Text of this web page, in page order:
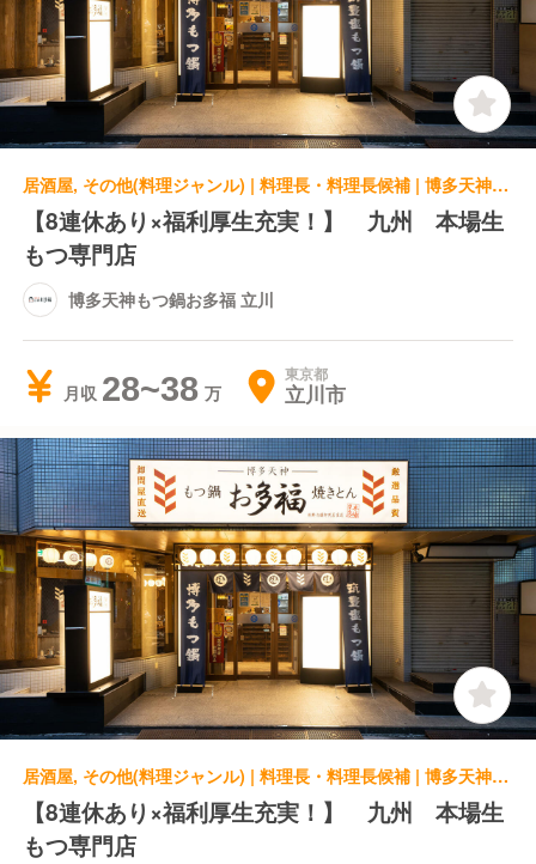
居酒屋, その他(料理ジャンル) | 料理長・料理長候補 | 博多天神もつ鍋お多福 立川
【8連休あり×福利厚生充実！】 九州 本場生
もつ専門店
博多天神もつ鍋お多福 立川
月収 28~38 東京都
立川市
居酒屋, その他(料理ジャンル) | 料理長・料理長候補 | 博多天神もつ鍋お多福 三鷹
【8連休あり×福利厚生充実！】 九州 本場生
もつ専門店